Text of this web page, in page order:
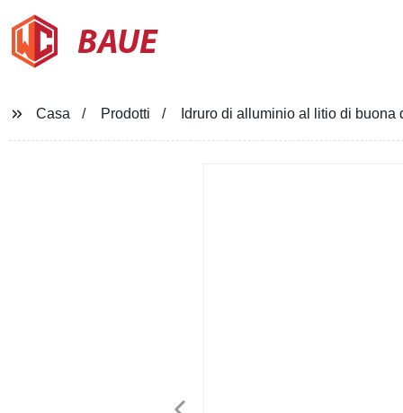
BAUE
Casa Prodotti Idruro di alluminio al litio di